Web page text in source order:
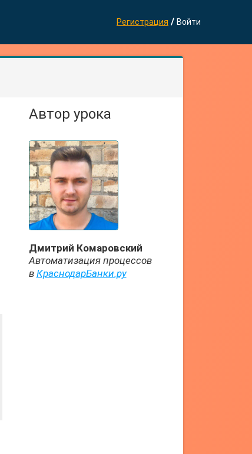
Регистрация / Войти
Автор урока
Дмитрий Комаровский
Автоматизация процессов
в КраснодарБанки.ру